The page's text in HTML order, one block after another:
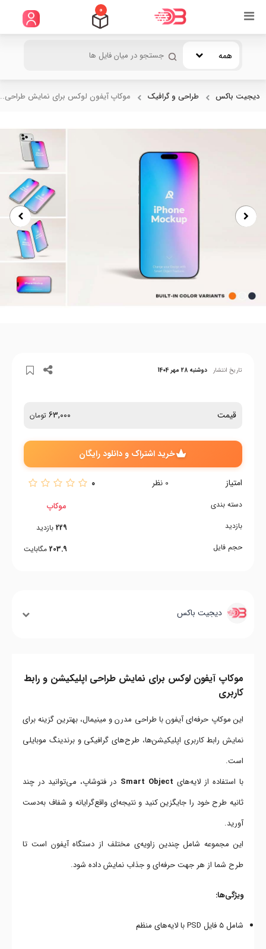
0
همه
دیجیت باکس طراحی و گرافیک موکاپ آیفون لوکس برای نمایش
تاریخ انتشار دوشنبه 28 مهر 1404
قیمت 63,000 تومان
خرید اشتراک و دانلود رایگان
امتیاز 0 نظر 0
دسته بندی
بازدید
حجم فایل
موکاپ
229 بازدید
203.9 مگابایت
دیجیت باکس
موکاپ آیفون لوکس برای نمایش طراحی اپلیکیشن و رابط
کاربری
این موکاپ حرفه‌ای آیفون با طراحی مدرن و مینیمال، بهترین گزینه برای
نمایش رابط کاربری اپلیکیشن‌ها، طرح‌های گرافیکی و برندینگ موبایلی
است.
با استفاده از لایه‌های Smart Object در فتوشاپ، می‌توانید در چند
ثانیه طرح خود را جایگزین کنید و نتیجه‌ای واقع‌گرایانه و شفاف به‌دست
آورید.
این مجموعه شامل چندین زاویه‌ی مختلف از دستگاه آیفون است تا
طرح شما از هر جهت حرفه‌ای و جذاب نمایش داده شود.
ویژگی‌ها:
شامل ۵ فایل PSD با لایه‌های منظم